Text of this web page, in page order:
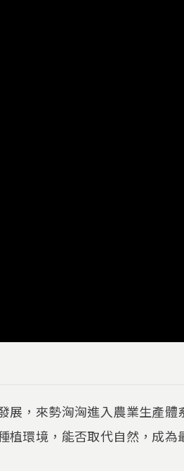
展，來勢洶洶進入農業生產
植環境，能否取代自然，成